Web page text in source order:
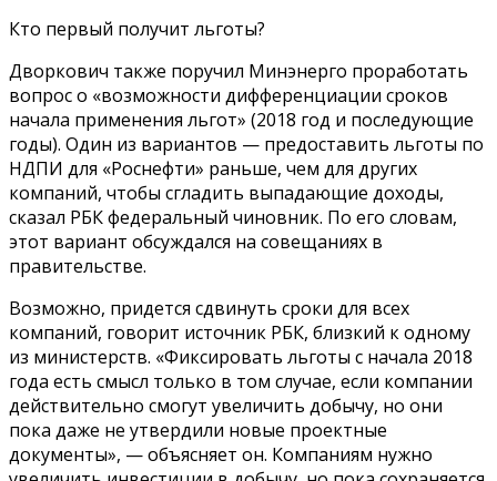
Кто первый получит льготы?
Дворкович также поручил Минэнерго проработать
вопрос о «возможности дифференциации сроков
начала применения льгот» (2018 год и последующие
годы). Один из вариантов — предоставить льготы по
НДПИ для «Роснефти» раньше, чем для других
компаний, чтобы сгладить выпадающие доходы,
сказал РБК федеральный чиновник. По его словам,
этот вариант обсуждался на совещаниях в
правительстве.
Возможно, придется сдвинуть сроки для всех
компаний, говорит источник РБК, близкий к одному
из министерств. «Фиксировать льготы с начала 2018
года есть смысл только в том случае, если компании
действительно смогут увеличить добычу, но они
пока даже не утвердили новые проектные
документы», — объясняет он. Компаниям нужно